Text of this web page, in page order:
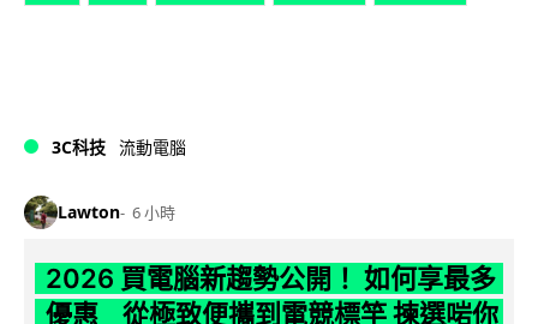
3C科技 流動電腦
Lawton 6 小時
2026 買電腦新趨勢公開！ 如何享最多
優惠 從極致便攜到電競標竿 揀選啱你